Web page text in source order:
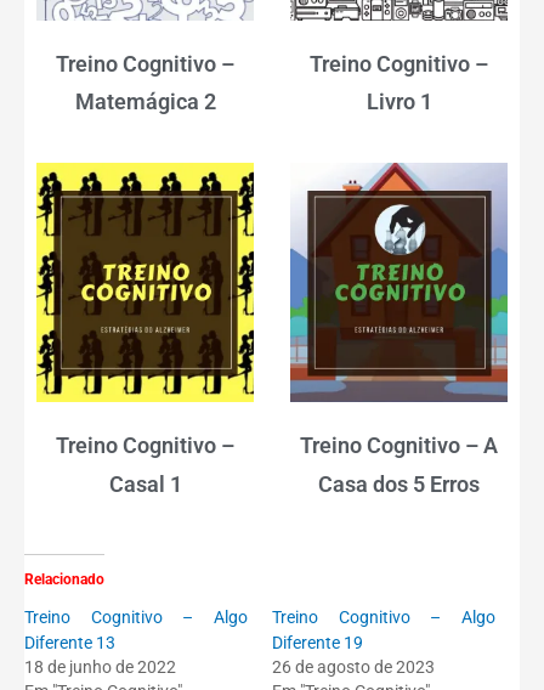
Treino Cognitivo –
Matemágica 2
Treino Cognitivo –
Livro 1
Treino Cognitivo –
Casal 1
Treino Cognitivo – A
Casa dos 5 Erros
Relacionado
Treino Cognitivo – Algo
Diferente 13
18 de junho de 2022
Treino Cognitivo – Algo
Diferente 19
26 de agosto de 2023